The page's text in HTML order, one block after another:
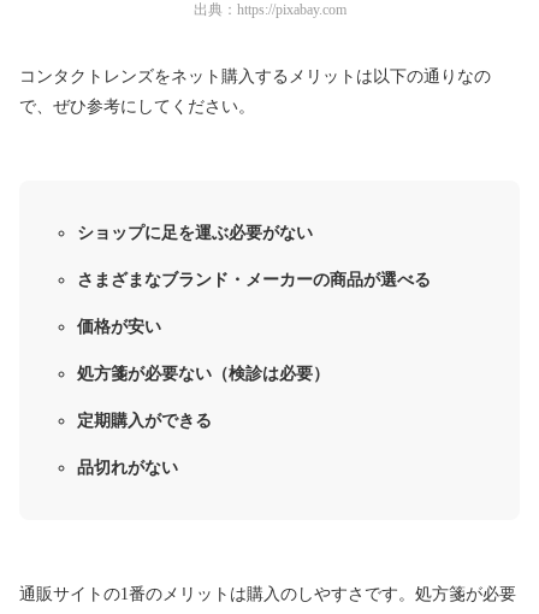
出典： https://pixabay.com
コンタクトレンズをネット購入するメリットは以下の通りなの
で、ぜひ参考にしてください。
ショップに足を運ぶ必要がない
さまざまなブランド・メーカーの商品が選べる
価格が安い
処方箋が必要ない（検診は必要）
定期購入ができる
品切れがない
通販サイトの1番のメリットは購入のしやすさです。処方箋が必要